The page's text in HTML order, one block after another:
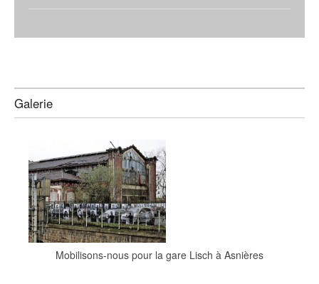
Galerie
Mobilisons-nous pour la gare Lisch à Asnières